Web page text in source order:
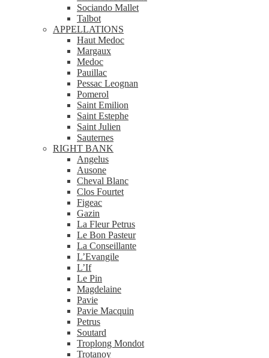
Sociando Mallet
Talbot
APPELLATIONS
Haut Medoc
Margaux
Medoc
Pauillac
Pessac Leognan
Pomerol
Saint Emilion
Saint Estephe
Saint Julien
Sauternes
RIGHT BANK
Angelus
Ausone
Cheval Blanc
Clos Fourtet
Figeac
Gazin
La Fleur Petrus
Le Bon Pasteur
La Conseillante
L’Evangile
L’If
Le Pin
Magdelaine
Pavie
Pavie Macquin
Petrus
Soutard
Troplong Mondot
Trotanoy